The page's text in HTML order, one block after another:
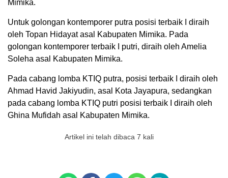
Mimika.
Untuk golongan kontemporer putra posisi terbaik I diraih
oleh Topan Hidayat asal Kabupaten Mimika. Pada
golongan kontemporer terbaik I putri, diraih oleh Amelia
Soleha asal Kabupaten Mimika.
Pada cabang lomba KTIQ putra, posisi terbaik I diraih oleh
Ahmad Havid Jakiyudin, asal Kota Jayapura, sedangkan
pada cabang lomba KTIQ putri posisi terbaik I diraih oleh
Ghina Mufidah asal Kabupaten Mimika.
Artikel ini telah dibaca 7 kali